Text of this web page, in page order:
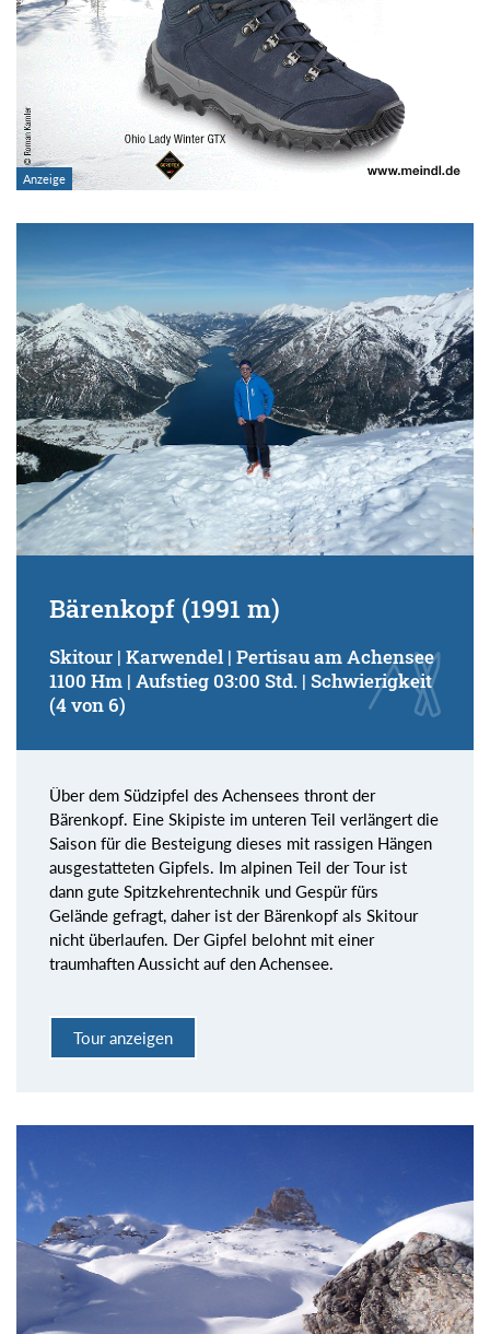
Bärenkopf (1991 m)
Skitour | Karwendel | Pertisau am Achensee
1100 Hm | Aufstieg 03:00 Std. | Schwierigkeit
(4 von 6)
Über dem Südzipfel des Achensees thront der
Bärenkopf. Eine Skipiste im unteren Teil verlängert die
Saison für die Besteigung dieses mit rassigen Hängen
ausgestatteten Gipfels. Im alpinen Teil der Tour ist
dann gute Spitzkehrentechnik und Gespür fürs
Gelände gefragt, daher ist der Bärenkopf als Skitour
nicht überlaufen. Der Gipfel belohnt mit einer
traumhaften Aussicht auf den Achensee.
Tour anzeigen